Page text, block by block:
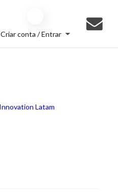
Criar conta / Entrar